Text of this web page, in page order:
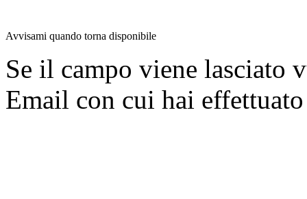
Avvisami quando torna disponibile
Se il campo viene lasciato
Email con cui hai